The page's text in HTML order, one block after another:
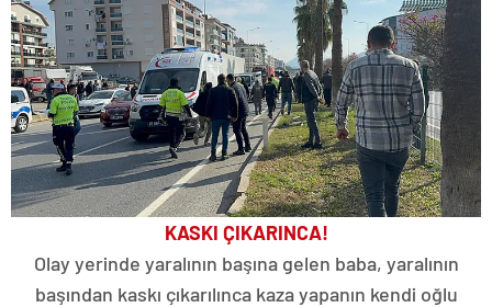
KASKI ÇIKARINCA!
Olay yerinde yaralının başına gelen baba, yaralının
başından kaskı çıkarılınca kaza yapanın kendi oğlu